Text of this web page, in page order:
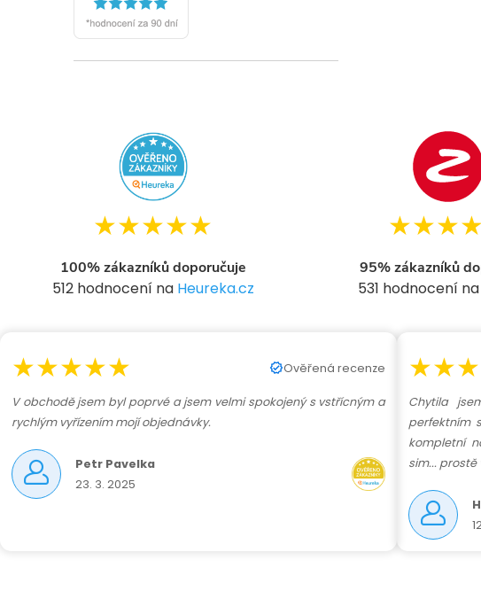
★★★★★
100% zákazníků doporučuje
512 hodnocení na Heureka.cz
95% zákazníků
531 hodnocení na
★★★★★ Ověřená recenze
V obchodě jsem byl poprvé a jsem velmi spokojený s vstřícným a
rychlým vyřízením mojí objednávky.
Petr Pavelka
23. 3. 2025
Chytila
perfektním
kompletní
sim...